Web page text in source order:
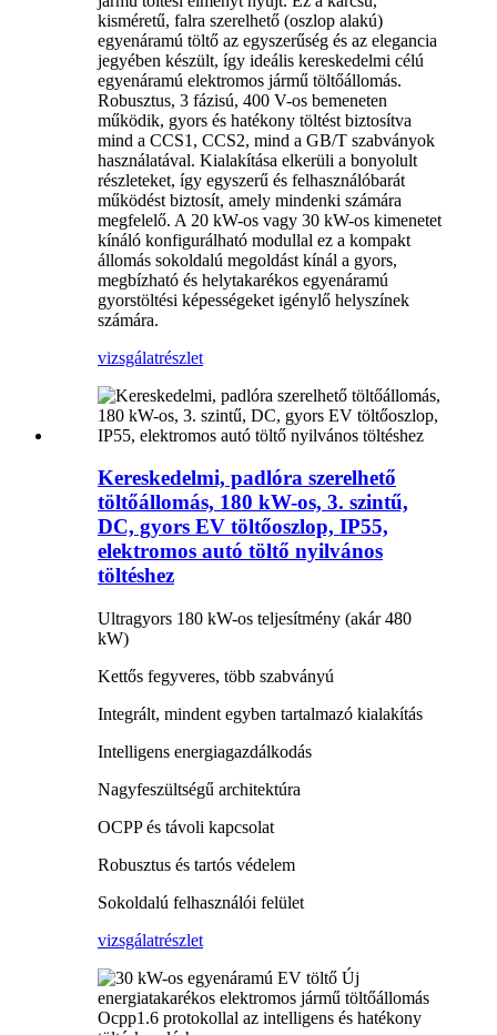
kisméretű, falra szerelhető (oszlop alakú)
egyenáramú töltő az egyszerűség és az elegancia
jegyében készült, így ideális kereskedelmi célú
egyenáramú elektromos jármű töltőállomás.
Robusztus, 3 fázisú, 400 V-os bemeneten
működik, gyors és hatékony töltést biztosítva
mind a CCS1, CCS2, mind a GB/T szabványok
használatával. Kialakítása elkerüli a bonyolult
részleteket, így egyszerű és felhasználóbarát
működést biztosít, amely mindenki számára
megfelelő. A 20 kW-os vagy 30 kW-os kimenetet
kínáló konfigurálható modullal ez a kompakt
állomás sokoldalú megoldást kínál a gyors,
megbízható és helytakarékos egyenáramú
gyorstöltési képességeket igénylő helyszínek
számára.
vizsgálatrészlet
Kereskedelmi, padlóra szerelhető
töltőállomás, 180 kW-os, 3. szintű,
DC, gyors EV töltőoszlop, IP55,
elektromos autó töltő nyilvános
töltéshez
Ultragyors 180 kW-os teljesítmény (akár 480
kW)
Kettős fegyveres, több szabványú
Integrált, mindent egyben tartalmazó kialakítás
Intelligens energiagazdálkodás
Nagyfeszültségű architektúra
OCPP és távoli kapcsolat
Robusztus és tartós védelem
Sokoldalú felhasználói felület
vizsgálatrészlet